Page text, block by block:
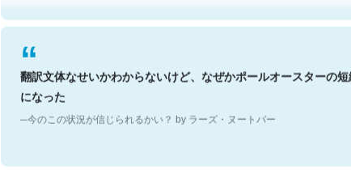
翻訳文体なせいかわからないけど、なぜかポールオースターの短
になった
─今のこの状況が信じられるかい？ by ラーズ・ヌートバー